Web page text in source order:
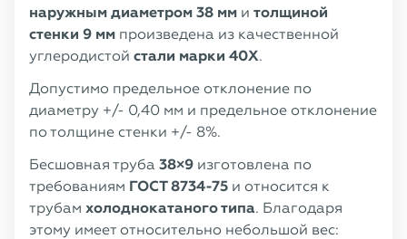
наружным диаметром 38 мм и толщиной
стенки 9 мм произведена из качественной
углеродистой стали марки 40X.
Допустимо предельное отклонение по
диаметру +/- 0,40 мм и предельное отклонение
по толщине стенки +/- 8%.
Бесшовная труба 38×9 изготовлена по
требованиям ГОСТ 8734-75 и относится к
трубам холоднокатаного типа. Благодаря
этому имеет относительно небольшой вес: